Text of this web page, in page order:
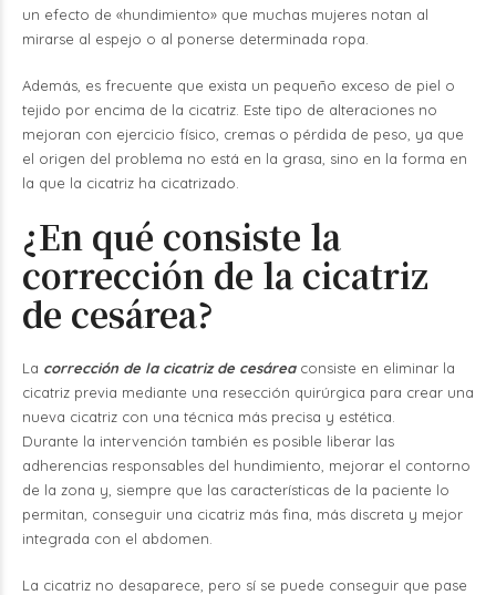
un efecto de «hundimiento» que muchas mujeres notan al
mirarse al espejo o al ponerse determinada ropa.
Además, es frecuente que exista un pequeño exceso de piel o
tejido por encima de la cicatriz. Este tipo de alteraciones no
mejoran con ejercicio físico, cremas o pérdida de peso, ya que
el origen del problema no está en la grasa, sino en la forma en
la que la cicatriz ha cicatrizado.
¿En qué consiste la
corrección de la cicatriz
de cesárea?
La corrección de la cicatriz de cesáreaconsiste en eliminar la
cicatriz previa mediante una resección quirúrgica para crear una
nueva cicatriz con una técnica más precisa y estética.
Durante la intervención también es posible liberar las
adherencias responsables del hundimiento, mejorar el contorno
de la zona y, siempre que las características de la paciente lo
permitan, conseguir una cicatriz más fina, más discreta y mejor
integrada con el abdomen.
La cicatriz no desaparece, pero sí se puede conseguir que pase